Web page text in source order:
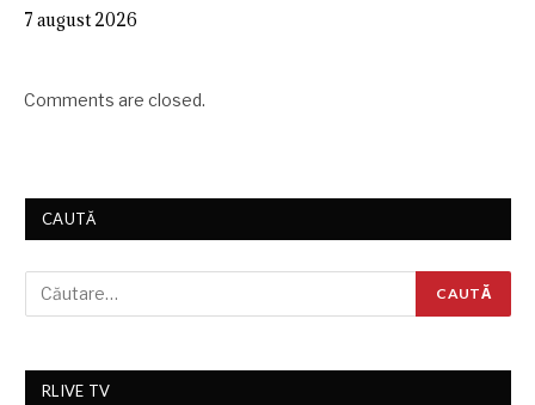
7 august 2026
Comments are closed.
CAUTĂ
RLIVE TV